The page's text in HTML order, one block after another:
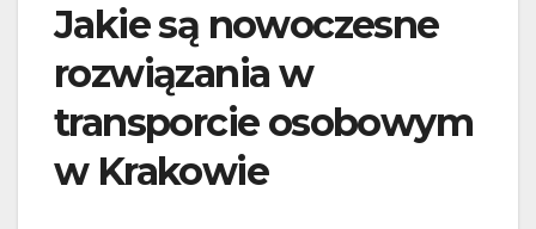
Jakie są nowoczesne
rozwiązania w
transporcie osobowym
w Krakowie